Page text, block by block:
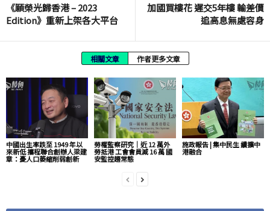
《願榮光歸香港 – 2023
Edition》重新上架各大平台
加國買樓花 遲交5年樓 輸差價
追高息無處容身
相關文章 作者更多文章
中國出生率跌至 1949 年以
來新低 攜程聯合創辦人梁建
章：憂人口萎縮削弱創新
勞權監察研究｜近 12 萬外
勞抵港 工會會員減 16 萬 國
安監控趨常態
施政報告 | 集中民生 續擴中
港融合